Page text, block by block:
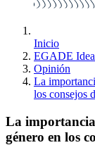
Inicio
EGADE
Opinión
La
los consejos
La
género en los